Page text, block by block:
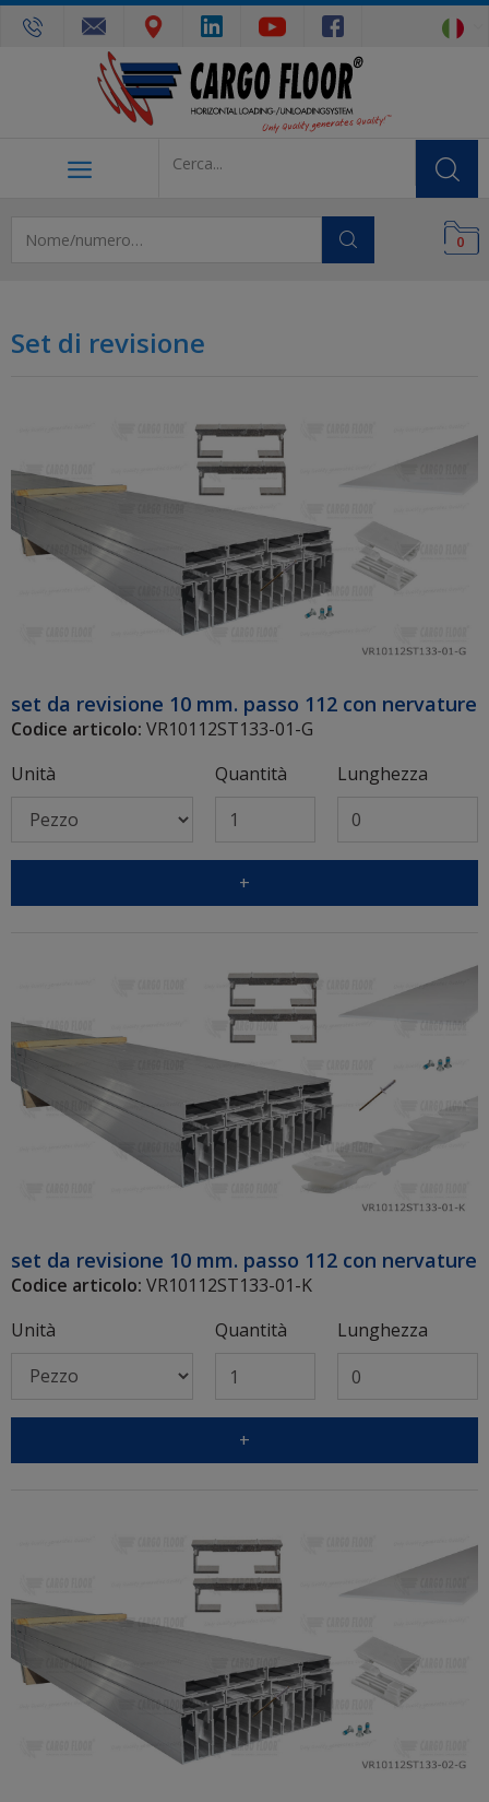
0
Set di revisione
set da revisione 10 mm. passo 112 con nervature
Codice articolo: VR10112ST133-01-G
Unità
Quantità Lunghezza
+
set da revisione 10 mm. passo 112 con nervature
Codice articolo: VR10112ST133-01-K
Unità
Quantità Lunghezza
+